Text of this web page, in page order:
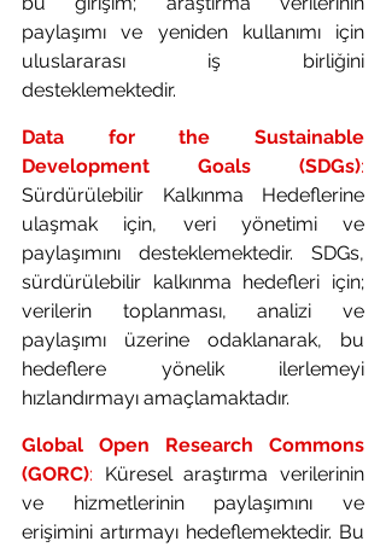
paylaşımı ve yeniden kullanımı için
uluslararası iş birliğini
desteklemektedir.
Data for the Sustainable
Development Goals (SDGs)
Sürdürülebilir Kalkınma Hedeflerine
ulaşmak için, veri yönetimi ve
paylaşımını desteklemektedir. SDGs,
sürdürülebilir kalkınma hedefleri için;
verilerin toplanması, analizi ve
paylaşımı üzerine odaklanarak, bu
hedeflere yönelik ilerlemeyi
hızlandırmayı amaçlamaktadır.
Global Open Research Commons
(GORC): Küresel araştırma verilerinin
ve hizmetlerinin paylaşımını ve
erişimini artırmayı hedeflemektedir. Bu